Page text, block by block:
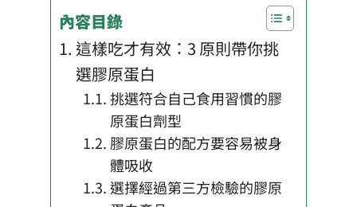
內容目錄
這樣吃才有效：3 原則帶你挑
選膠原蛋白
挑選符合自己食用習慣的膠
原蛋白劑型
膠原蛋白的配方要容易被身
體吸收
選擇經過第三方檢驗的膠原